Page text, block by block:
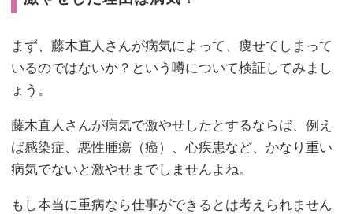
まず、藤木直人さんが病気によって、痩せてしまって
いるのではないか？という噂について検証してみまし
ょう。
藤木直人さんが病気で激やせしたとするならば、例え
ば感染症、悪性腫瘍（癌）、心疾患など、かなり重い
病気でないと激やせまでしませんよね。
もし本当に重病なら仕事ができるとは考えられません